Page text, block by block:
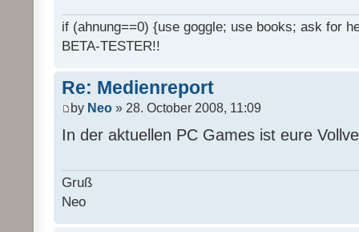
if (ahnung==0) {use goggle; use books; ask for
BETA-TESTER!!
Re: Medienreport
by Neo » 28. October 2008, 11:09
In der aktuellen PC Games ist eure
Gruß
Neo